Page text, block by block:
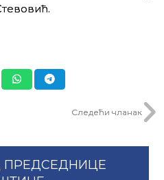
Следећи чланак
ПРЕДСЕДНИЦЕ